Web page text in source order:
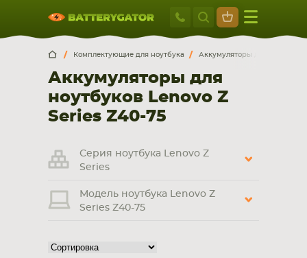
Москва
+7 495 414
Москва Санкт-Петербург
г. Москва, ул. Ткацкая, 5с3 (м. Семеновская)
5 мин. ходьбы от ст.м. “Семеновская”
+7 495 414 28 59
9:00-21:00
смартфона, планшета
Комплектующие для ноутбука Аккумуляторы для ноутбуков
Аккумуляторы для
ноутбуков Lenovo Z
Series Z40-75
Серия ноутбука Lenovo Z
Series
Модель ноутбука Lenovo Z
Series Z40-75